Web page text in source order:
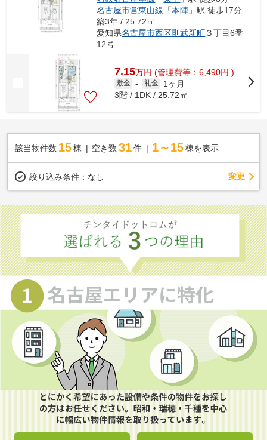
名古屋市営東山線 「本陣 」駅 徒歩17分
築3年 / 25.72㎡
愛知県名古屋市西区則武新町３丁目6番
12号
7.15万円 (管理費等：6,490円 )
敷金 - 礼金
1ヶ月
3階 / 1DK / 25.72㎡
該当物件数 15棟 空き数 31 件 1～15 棟を表示
絞り込み条件： なし 変更